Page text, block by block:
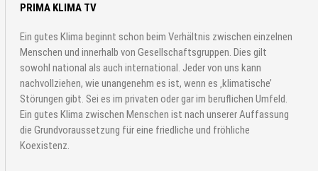
PRIMA KLIMA TV
Ein gutes Klima beginnt schon beim Verhältnis zwischen einzelnen
Menschen und innerhalb von Gesellschaftsgruppen. Dies gilt
sowohl national als auch international. Jeder von uns kann
nachvollziehen, wie unangenehm es ist, wenn es ‚klimatische’
Störungen gibt. Sei es im privaten oder gar im beruflichen Umfeld.
Ein gutes Klima zwischen Menschen ist nach unserer Auffassung
die Grundvoraussetzung für eine friedliche und fröhliche
Koexistenz.